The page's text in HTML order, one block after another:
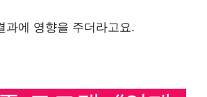
과에 영향을 주더라고요.